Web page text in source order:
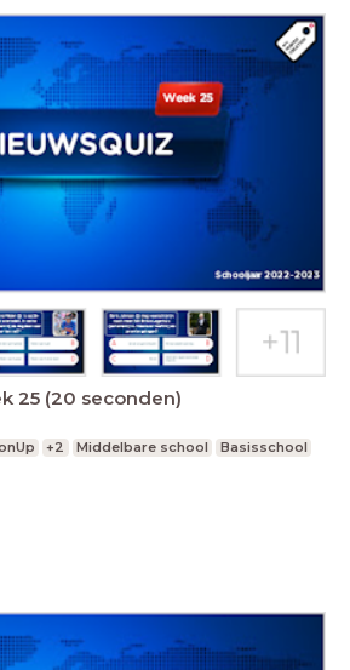
25 (20 seconden)
+2 Middelbare school
Basisschool